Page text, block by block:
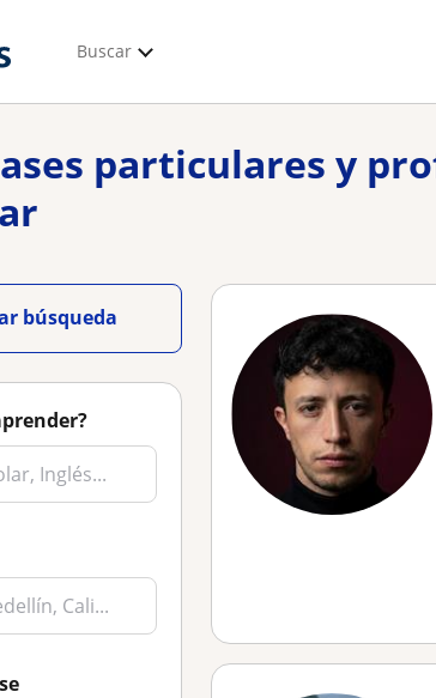
Buscar
particulares y
búsqueda